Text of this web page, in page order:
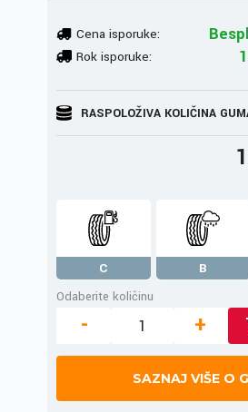
Cena isporuke:
Rok isporuke:
RASPOLOŽIVA KOLIČINA
C B
Odaberite količinu
- +
SAZNAJ VIŠE O